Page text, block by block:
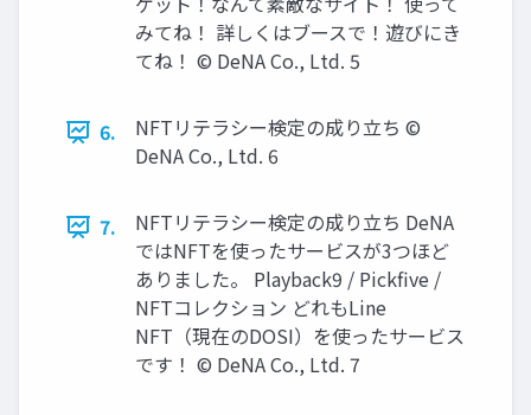
みてね！ 詳しくはブースで！遊びにき
てね！ © DeNA Co., Ltd. 5
6.
NFTリテラシー検定の成り⽴ち ©
DeNA Co., Ltd. 6
7.
NFTリテラシー検定の成り⽴ち DeNA
ではNFTを使ったサービスが3つほど
ありました。 Playback9 / Pickﬁve /
NFTコレクション どれもLine
NFT（現在のDOSI）を使ったサービス
です！ © DeNA Co., Ltd. 7